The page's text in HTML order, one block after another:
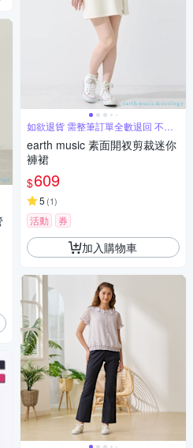
如欲退貨 需整筆訂單全數退回 不能
單退
earth music 素面開衩剪裁迷你
褲裙
$609
5 (1)
活動 券
加入購物車